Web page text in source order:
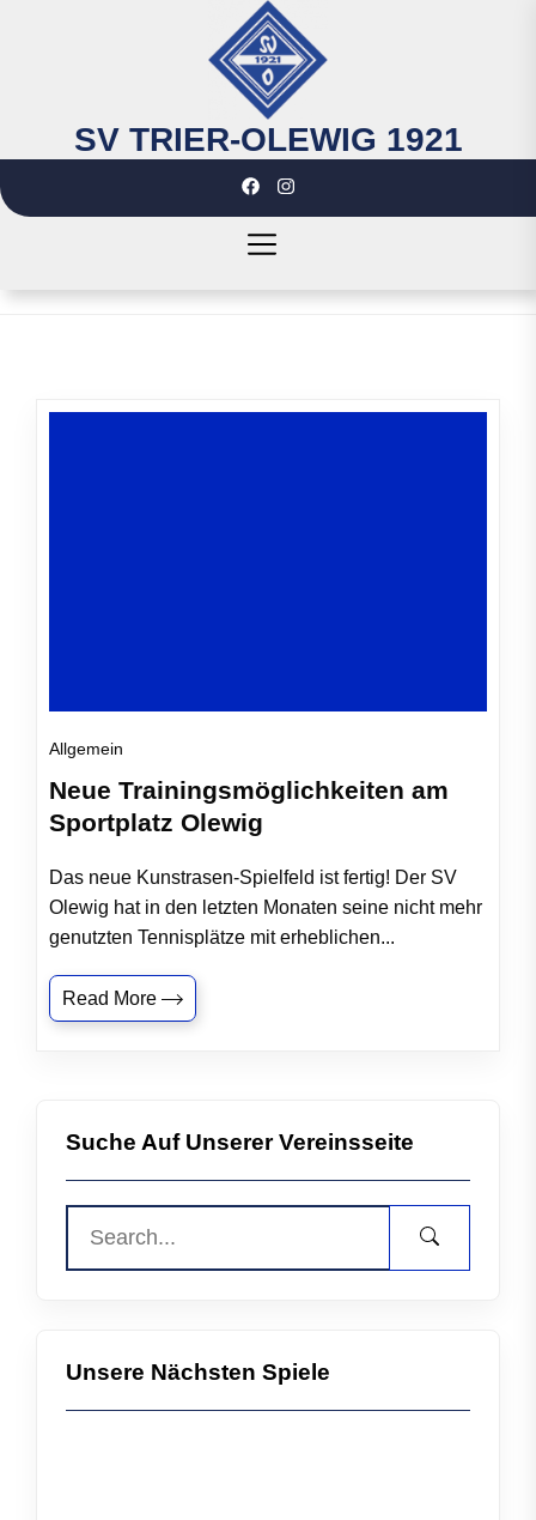
SV
1921
SV TRIER-OLEWIG 1921
Allgemein
Neue Trainingsmöglichkeiten am
Sportplatz Olewig
Das neue Kunstrasen-Spielfeld ist fertig! Der SV
Olewig hat in den letzten Monaten seine nicht mehr
genutzten Tennisplätze mit erheblichen...
Read More
Suche Auf Unserer Vereinsseite
Unsere Nächsten Spiele